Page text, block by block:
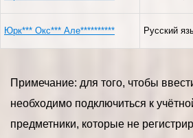
Юрк*** Окс*** Але********** Русский
Примечание: для того, чтобы
необходимо подключиться к
предметники, которые не